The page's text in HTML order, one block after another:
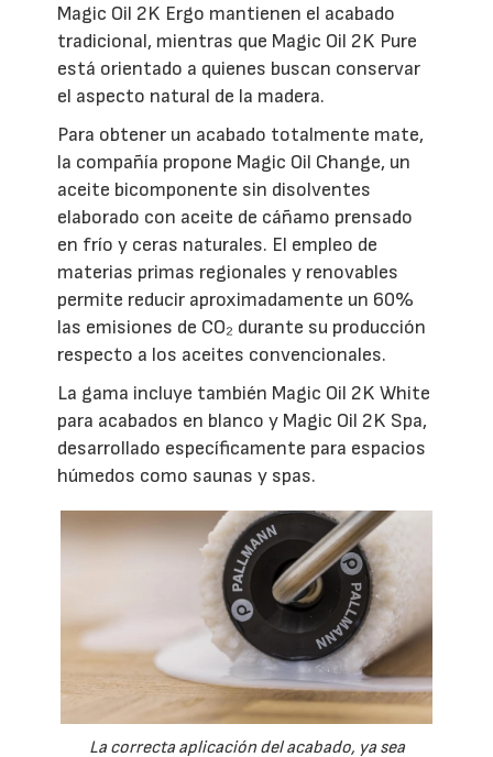
Magic Oil 2K Ergo mantienen el acabado
tradicional, mientras que Magic Oil 2K Pure
está orientado a quienes buscan conservar
el aspecto natural de la madera.
Para obtener un acabado totalmente mate,
la compañía propone Magic Oil Change, un
aceite bicomponente sin disolventes
elaborado con aceite de cáñamo prensado
en frío y ceras naturales. El empleo de
materias primas regionales y renovables
permite reducir aproximadamente un 60%
las emisiones de CO₂ durante su producción
respecto a los aceites convencionales.
La gama incluye también Magic Oil 2K White
para acabados en blanco y Magic Oil 2K Spa,
desarrollado específicamente para espacios
húmedos como saunas y spas.
La correcta aplicación del acabado, ya sea